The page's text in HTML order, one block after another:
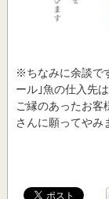
※ちなみに余談で
ール｣魚の仕入先
ご縁のあったお客
さんに願ってやみ
店主